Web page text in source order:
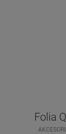
Folia